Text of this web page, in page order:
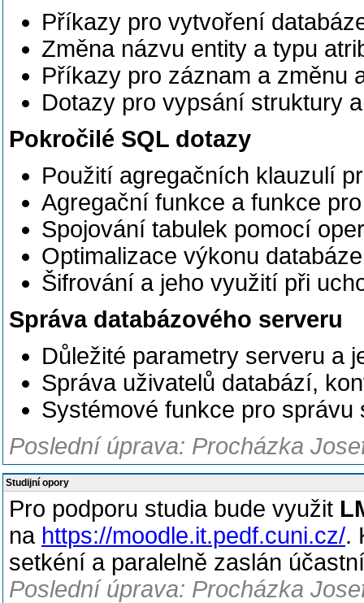
Příkazy pro vytvoření
Změna názvu entity a typu
Příkazy pro záznam a změnu
Dotazy pro vypsání struktury
Pokročilé SQL dotazy
Použití agregačních klauzulí
Agregační funkce a funkce
Spojování tabulek pomocí
Optimalizace výkonu
Šifrování a jeho využití při
Správa databázového serveru
Důležité parametry serveru a
Správa uživatelů databází,
Systémové funkce pro správu
Poslední úprava: Procházka
Studijní opory
Pro podporu studia bude využit
na https://moodle.it.pedf.cuni.cz/.
setkéní a paralelně zaslán
Poslední úprava: Procházka